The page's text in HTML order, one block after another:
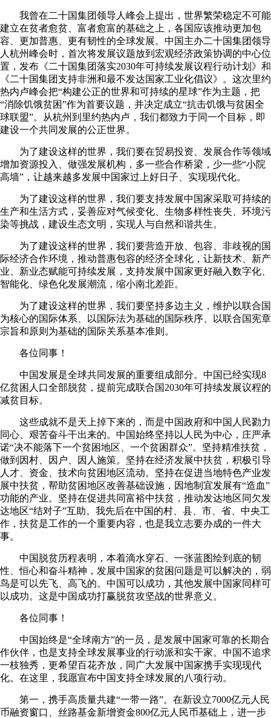
我曾在二十国集团领导人峰会上提出，世界繁荣稳定不可能
建立在贫者愈贫、富者愈富的基础之上，各国应该推动更加包
容、更加普惠、更有韧性的全球发展。中国主办二十国集团领导
人杭州峰会时，首次将发展议题放到宏观经济政策协调的中心位
置，发布《二十国集团落实2030年可持续发展议程行动计划》和
《二十国集团支持非洲和最不发达国家工业化倡议》。这次里约
热内卢峰会把“构建公正的世界和可持续的星球”作为主题，把
“消除饥饿贫困”作为首要议题，并决定成立“抗击饥饿与贫困全
球联盟”。从杭州到里约热内卢，我们都致力于同一个目标，即
建设一个共同发展的公正世界。
为了建设这样的世界，我们要在贸易投资、发展合作等领域
增加资源投入、做强发展机构，多一些合作桥梁，少一些“小院
高墙”，让越来越多发展中国家过上好日子、实现现代化。
为了建设这样的世界，我们要支持发展中国家采取可持续的
生产和生活方式，妥善应对气候变化、生物多样性丧失、环境污
染等挑战，建设生态文明，实现人与自然和谐共生。
为了建设这样的世界，我们要营造开放、包容、非歧视的国
际经济合作环境，推动普惠包容的经济全球化，让新技术、新产
业、新业态赋能可持续发展，支持发展中国家更好融入数字化、
智能化、绿色化发展潮流，缩小南北差距。
为了建设这样的世界，我们要坚持多边主义，维护以联合国
为核心的国际体系、以国际法为基础的国际秩序、以联合国宪章
宗旨和原则为基础的国际关系基本准则。
各位同事！
中国发展是全球共同发展的重要组成部分。中国已经实现8
亿贫困人口全部脱贫，提前完成联合国2030年可持续发展议程的
减贫目标。
这些成就不是天上掉下来的，而是中国政府和中国人民勠力
同心、艰苦奋斗干出来的。中国始终坚持以人民为中心，庄严承
诺“决不能落下一个贫困地区、一个贫困群众”。坚持精准扶贫，
做到因村、因户、因人施策。坚持在经济发展中扶贫，积极引导
人才、资金、技术向贫困地区流动。坚持在促进当地特色产业发
展中扶贫，帮助贫困地区改善基础设施，因地制宜发展有“造血”
功能的产业。坚持在促进共同富裕中扶贫，推动发达地区同欠发
达地区“结对子”互助。我先后在中国的村、县、市、省、中央工
作，扶贫是工作的一个重要内容，也是我立志要办成的一件大
事。
中国脱贫历程表明，本着滴水穿石、一张蓝图绘到底的韧
性、恒心和奋斗精神，发展中国家的贫困问题是可以解决的，弱
鸟是可以先飞、高飞的。中国可以成功，其他发展中国家同样可
以成功。这是中国成功打赢脱贫攻坚战的世界意义。
各位同事！
中国始终是“全球南方”的一员，是发展中国家可靠的长期合
作伙伴，也是支持全球发展事业的行动派和实干家。中国不追求
一枝独秀，更希望百花齐放，同广大发展中国家携手实现现代
化。在这里，我愿宣布中国支持全球发展的八项行动。
第一，携手高质量共建“一带一路”。在新设立7000亿元人民
币融资窗口、丝路基金新增资金800亿元人民币基础上，进一步